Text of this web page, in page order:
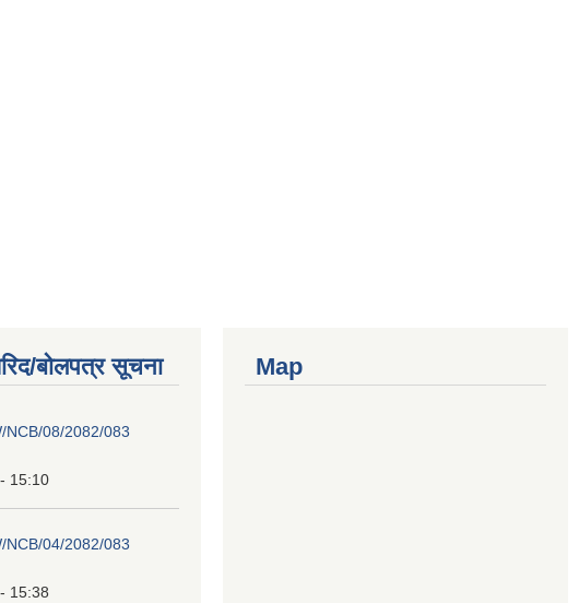
बोलपत्र सूचना
NCB/08/2082/083
15:10
NCB/04/2082/083
15:38
Map